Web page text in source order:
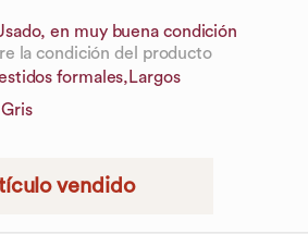
en muy buena condición
la condición del producto
formales, Largos
Gris
vendido